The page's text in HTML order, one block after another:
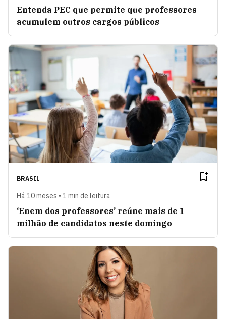
Entenda PEC que permite que professores
acumulem outros cargos públicos
BRASIL
Há 10 meses • 1 min de leitura
‘Enem dos professores’ reúne mais de 1
milhão de candidatos neste domingo